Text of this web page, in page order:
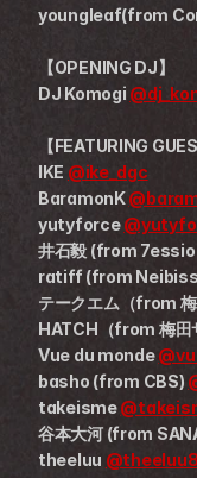
youngleaf(from
【OPENING DJ】
DJ Komogi
【FEATURING
IKE @ike_dgc
BaramonK
yutyforce
井石毅 (from
ratiff (from
テークエム（from 梅
HATCH（from 梅田
Vue du monde
basho (from CBS)
takeisme
谷本大河 (from
theeluu